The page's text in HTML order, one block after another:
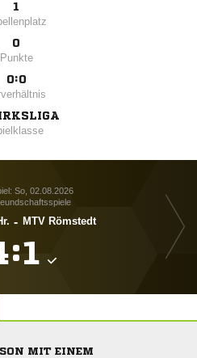
1
0
Punkte
0:0
So, 02.08.2026
- MTV Römstedt
:
MIT EINEM